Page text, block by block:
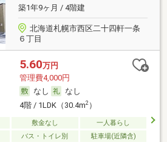
築1年9ヶ月 / 4階建
北海道札幌市西区二十四軒一条
６丁目
5.60万円
管理費4,000円
なし
なし
4階 / 1LDK（30.4m2）
敷金なし
一人暮らし
バス・トイレ別 駐車場(近隣含)